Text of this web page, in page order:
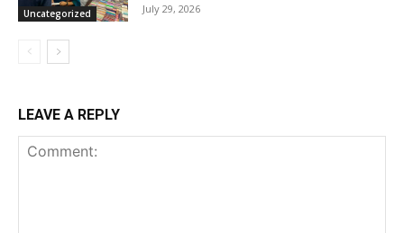
Uncategorized July 29, 2026
LEAVE A REPLY